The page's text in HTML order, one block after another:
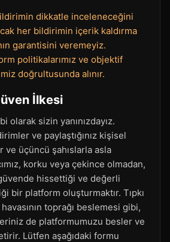
dikkatle inceleneceğini
her bildirimin içerik kaldırma
garantisini veremeyiz.
politikalarımız ve objektif
doğrultusunda alınır.
İlkesi
olarak sizin yanınızdayız.
ve paylaştığınız kişisel
üçüncü şahıslarla asla
korku veya çekince olmadan,
hissettiği ve değerli
bir platform oluşturmaktır. Tıpkı
toprağı beslemesi gibi,
de platformumuzu besler ve
Lütfen aşağıdaki formu